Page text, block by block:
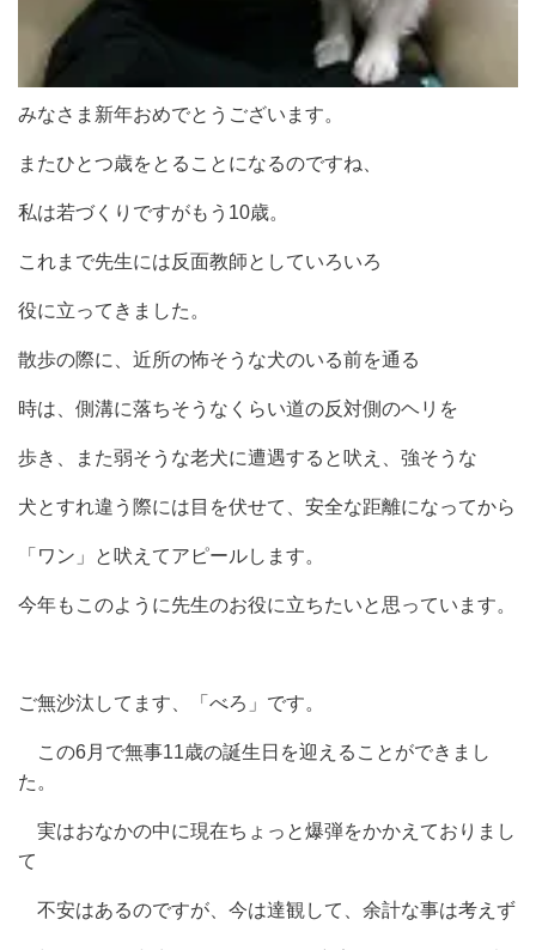
みなさま新年おめでとうございます。
またひとつ歳をとることになるのですね、
私は若づくりですがもう10歳。
これまで先生には反面教師としていろいろ
役に立ってきました。
散歩の際に、近所の怖そうな犬のいる前を通る
時は、側溝に落ちそうなくらい道の反対側のヘリを
歩き、また弱そうな老犬に遭遇すると吠え、強そうな
犬とすれ違う際には目を伏せて、安全な距離になってから
「ワン」と吠えてアピールします。
今年もこのように先生のお役に立ちたいと思っています。
ご無沙汰してます、「べろ」です。
この6月で無事11歳の誕生日を迎えることができまし
た。
実はおなかの中に現在ちょっと爆弾をかかえておりまし
て
不安はあるのですが、今は達観して、余計な事は考えず